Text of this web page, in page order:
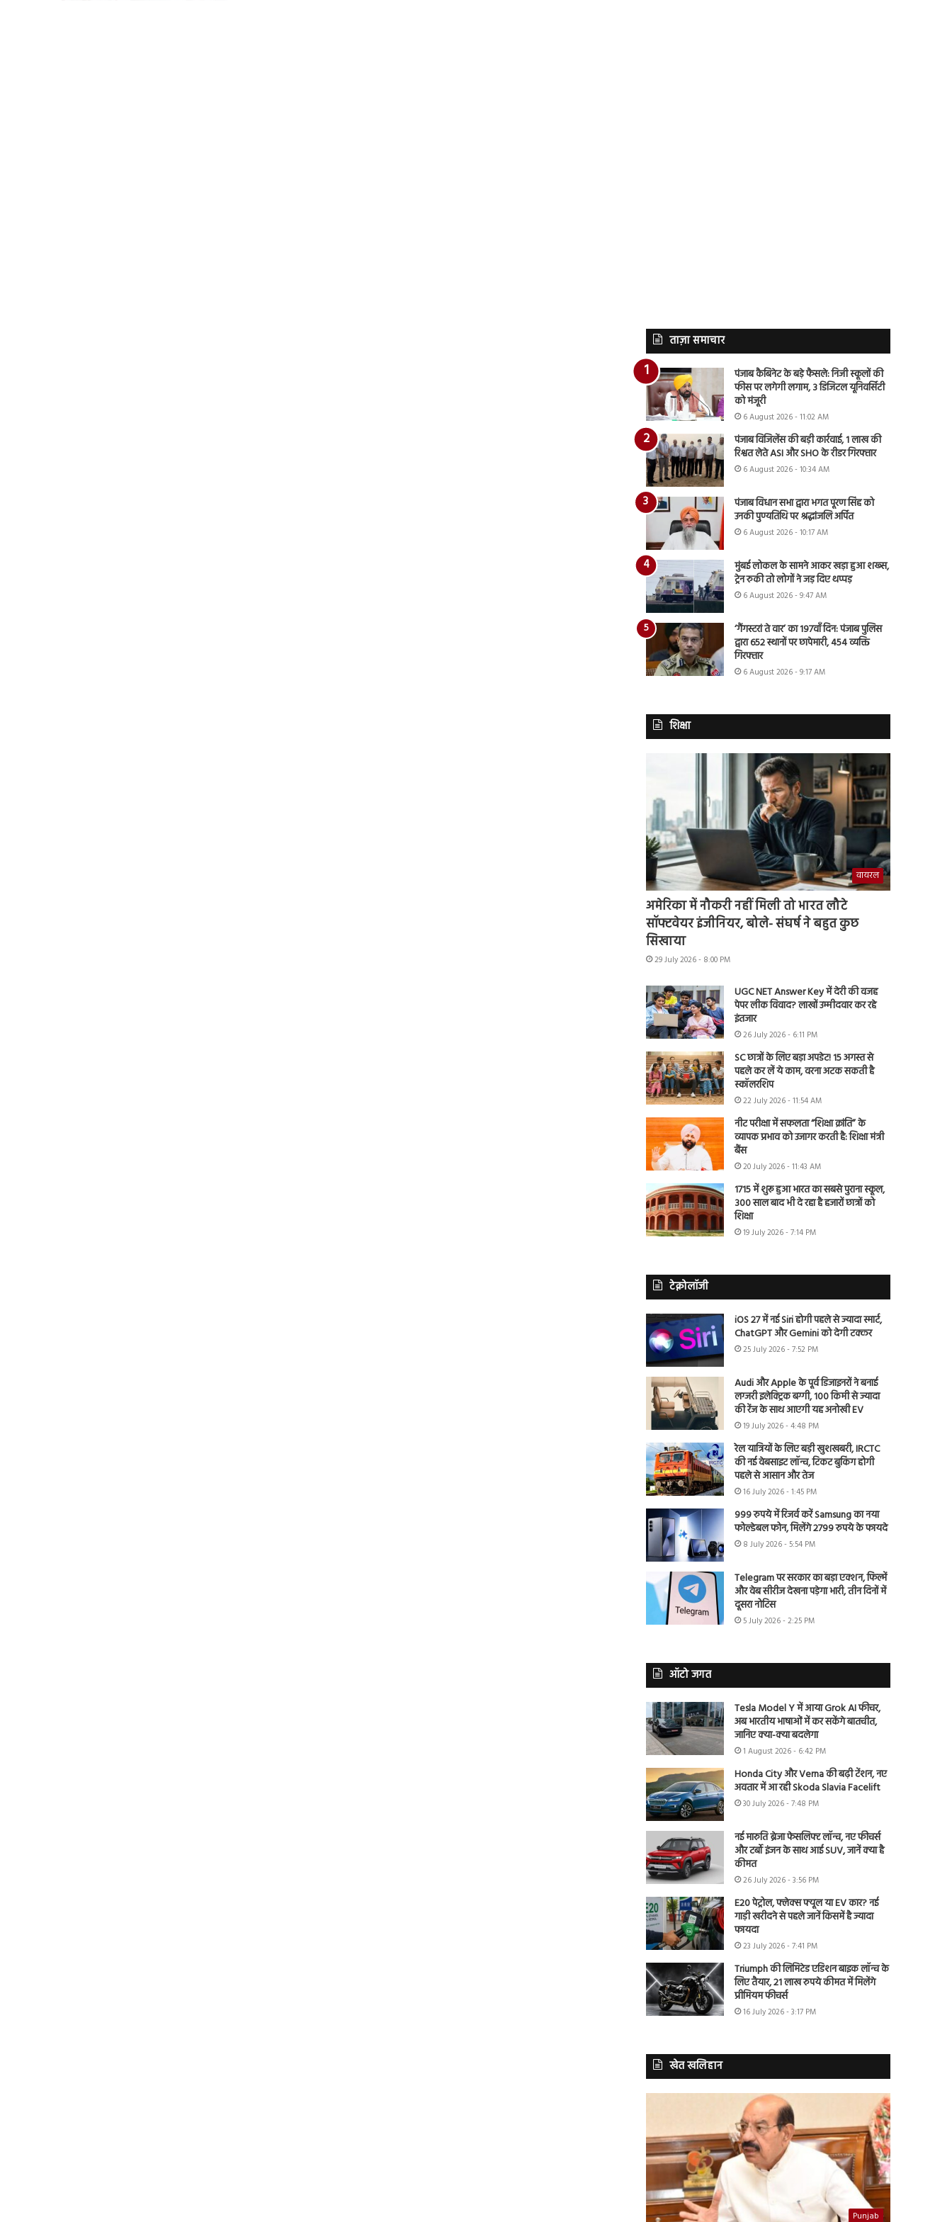
ताज़ा समाचार
पंजाब कैबिनेट के बड़े फैसले: निजी स्कूलों की
फीस पर लगेगी लगाम, 3 डिजिटल यूनिवर्सिटी
को मंजूरी
6 August 2026 - 11:02 AM
पंजाब विजिलेंस की बड़ी कार्रवाई, 1 लाख की
रिश्वत लेते ASI और SHO के रीडर गिरफ्तार
6 August 2026 - 10:34 AM
पंजाब विधान सभा द्वारा भगत पूरण सिंह को
उनकी पुण्यतिथि पर श्रद्धांजलि अर्पित
6 August 2026 - 10:17 AM
मुंबई लोकल के सामने आकर खड़ा हुआ शख्स,
ट्रेन रुकी तो लोगों ने जड़ दिए थप्पड़
6 August 2026 - 9:47 AM
‘गैंगस्टरां ते वार’ का 197वाँ दिन: पंजाब पुलिस
द्वारा 652 स्थानों पर छापेमारी, 454 व्यक्ति
गिरफ्तार
6 August 2026 - 9:17 AM
शिक्षा
वायरल
अमेरिका में नौकरी नहीं मिली तो भारत लौटे
सॉफ्टवेयर इंजीनियर, बोले- संघर्ष ने बहुत कुछ
सिखाया
29 July 2026 - 8:00 PM
UGC NET Answer Key में देरी की वजह
पेपर लीक विवाद? लाखों उम्मीदवार कर रहे
इंतजार
26 July 2026 - 6:11 PM
SC छात्रों के लिए बड़ा अपडेट! 15 अगस्त से
पहले कर लें ये काम, वरना अटक सकती है
स्कॉलरशिप
22 July 2026 - 11:54 AM
नीट परीक्षा में सफलता “शिक्षा क्रांति” के
व्यापक प्रभाव को उजागर करती है: शिक्षा मंत्री
बैंस
20 July 2026 - 11:43 AM
1715 में शुरू हुआ भारत का सबसे पुराना स्कूल,
300 साल बाद भी दे रहा है हजारों छात्रों को
शिक्षा
19 July 2026 - 7:14 PM
टेक्नोलॉजी
iOS 27 में नई Siri होगी पहले से ज्यादा स्मार्ट,
ChatGPT और Gemini को देगी टक्कर
25 July 2026 - 7:52 PM
Audi और Apple के पूर्व डिजाइनरों ने बनाई
लग्जरी इलेक्ट्रिक बग्गी, 100 किमी से ज्यादा
की रेंज के साथ आएगी यह अनोखी EV
19 July 2026 - 4:48 PM
रेल यात्रियों के लिए बड़ी खुशखबरी, IRCTC
की नई वेबसाइट लॉन्च, टिकट बुकिंग होगी
पहले से आसान और तेज
16 July 2026 - 1:45 PM
999 रुपये में रिजर्व करें Samsung का नया
फोल्डेबल फोन, मिलेंगे 2799 रुपये के फायदे
8 July 2026 - 5:54 PM
Telegram पर सरकार का बड़ा एक्शन, फिल्में
और वेब सीरीज देखना पड़ेगा भारी, तीन दिनों में
दूसरा नोटिस
5 July 2026 - 2:25 PM
ऑटो जगत
Tesla Model Y में आया Grok AI फीचर,
अब भारतीय भाषाओं में कर सकेंगे बातचीत,
जानिए क्या-क्या बदलेगा
1 August 2026 - 6:42 PM
Honda City और Verna की बढ़ी टेंशन, नए
अवतार में आ रही Skoda Slavia Facelift
30 July 2026 - 7:48 PM
नई मारुति ब्रेजा फेसलिफ्ट लॉन्च, नए फीचर्स
और टर्बो इंजन के साथ आई SUV, जानें क्या है
कीमत
26 July 2026 - 3:56 PM
E20 पेट्रोल, फ्लेक्स फ्यूल या EV कार? नई
गाड़ी खरीदने से पहले जानें किसमें है ज्यादा
फायदा
23 July 2026 - 7:41 PM
Triumph की लिमिटेड एडिशन बाइक लॉन्च के
लिए तैयार, 21 लाख रुपये कीमत में मिलेंगे
प्रीमियम फीचर्स
16 July 2026 - 3:17 PM
खेत खलिहान
Punjab